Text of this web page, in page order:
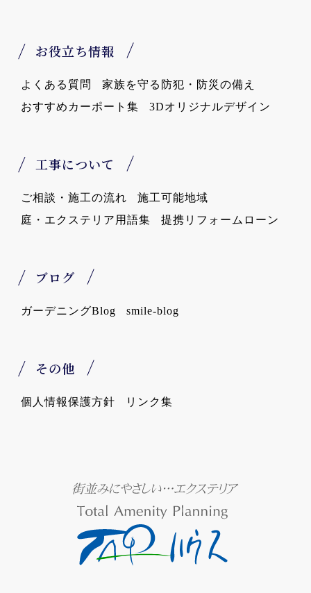
お役立ち情報
よくある質問
家族を守る防犯・防災の備え
おすすめカーポート集
3Dオリジナルデザイン
工事について
ご相談・施工の流れ
施工可能地域
庭・エクステリア用語集
提携リフォームローン
ブログ
ガーデニングBlog smile-blog
その他
個人情報保護方針 リンク集